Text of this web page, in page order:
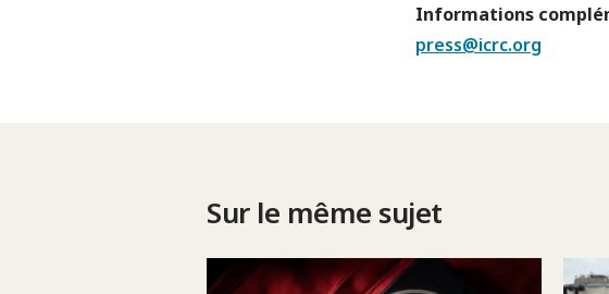
Informations
press@icrc.org
Sur le même sujet